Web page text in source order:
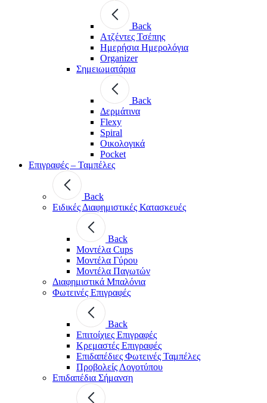
Back
Ατζέντες Τσέπης
Ημερήσια Ημερολόγια
Organizer
Σημειωματάρια
Back
Δερμάτινα
Flexy
Spiral
Οικολογικά
Pocket
Επιγραφές – Ταμπέλες
Back
Ειδικές Διαφημιστικές Κατασκευές
Back
Μοντέλα Cups
Μοντέλα Γύρου
Μοντέλα Παγωτών
Διαφημιστικά Μπαλόνια
Φωτεινές Επιγραφές
Back
Επιτοίχιες Επιγραφές
Κρεμαστές Επιγραφές
Επιδαπέδιες Φωτεινές Ταμπέλες
Προβολείς Λογοτύπου
Επιδαπέδια Σήμανση